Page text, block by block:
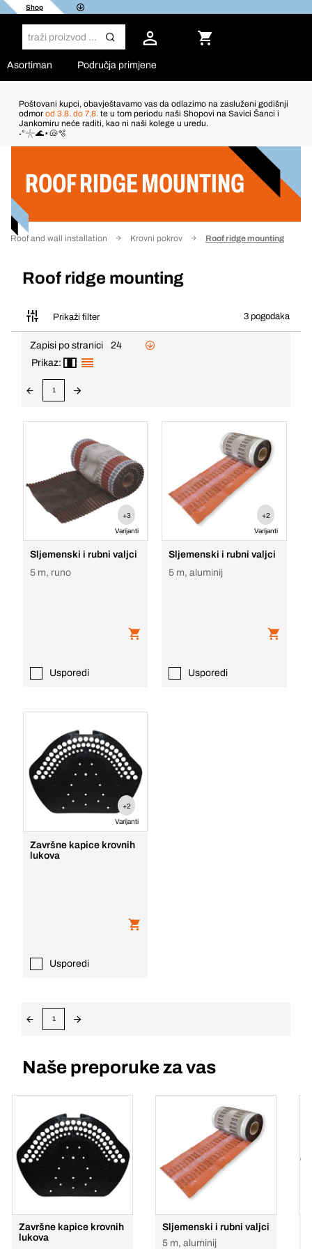
Shop
Asortiman Područja primjene
Poštovani kupci, obavještavamo vas da odlazimo na zasluženi godišnji
odmor od 3.8. do 7.8. te u tom periodu naši Shopovi na Savici Šanci i
Jankomiru neće raditi, kao ni naši kolege u uredu.
˖°𓇼🌊⋆🐚🫧
ROOF RIDGE MOUNTING
Roof and wall installation Krovni pokrov Roof ridge mounting
Roof ridge mounting
Prikaži filter 3 pogodaka
Filter
Zapisi po stranici
24
Prikaz:
1
+3
Varijanti
Sljemenski i rubni valjci
5 m, runo
Usporedi
+2
Varijanti
Sljemenski i rubni valjci
5 m, aluminij
Usporedi
+2
Varijanti
Završne kapice krovnih
lukova
Usporedi
1
Naše preporuke za vas
Završne kapice krovnih
lukova
Sljemenski i rubni valjci
5 m, aluminij